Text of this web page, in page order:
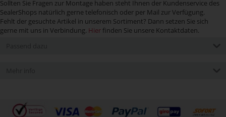
Sollten Sie Fragen zur Montage haben steht Ihnen der Kundenservice des
SealerShops natürlich gerne telefonisch oder per Mail zur Verfügung.
Fehlt der gesuchte Artikel in unserem Sortiment? Dann setzen Sie sich
gerne mit uns in Verbindung. Hier finden Sie unsere Kontaktdaten.